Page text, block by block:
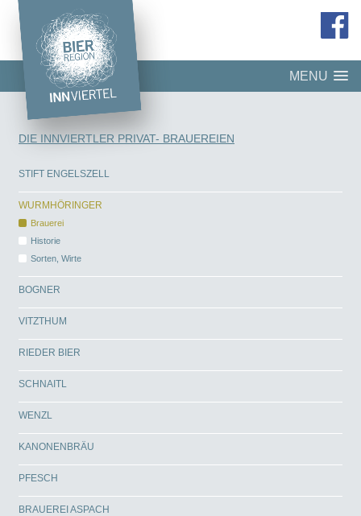
MENU
DIE INNVIERTLER PRIVAT- BRAUEREIEN
STIFT ENGELSZELL
WURMHÖRINGER
Brauerei
Historie
Sorten, Wirte
BOGNER
VITZTHUM
RIEDER BIER
SCHNAITL
WENZL
KANONENBRÄU
PFESCH
BRAUEREI ASPACH